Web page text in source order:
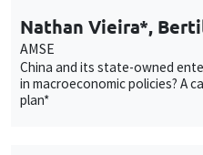
Nathan Vieira*,
AMSE
China and its state-owned
in macroeconomic policies? A
plan*